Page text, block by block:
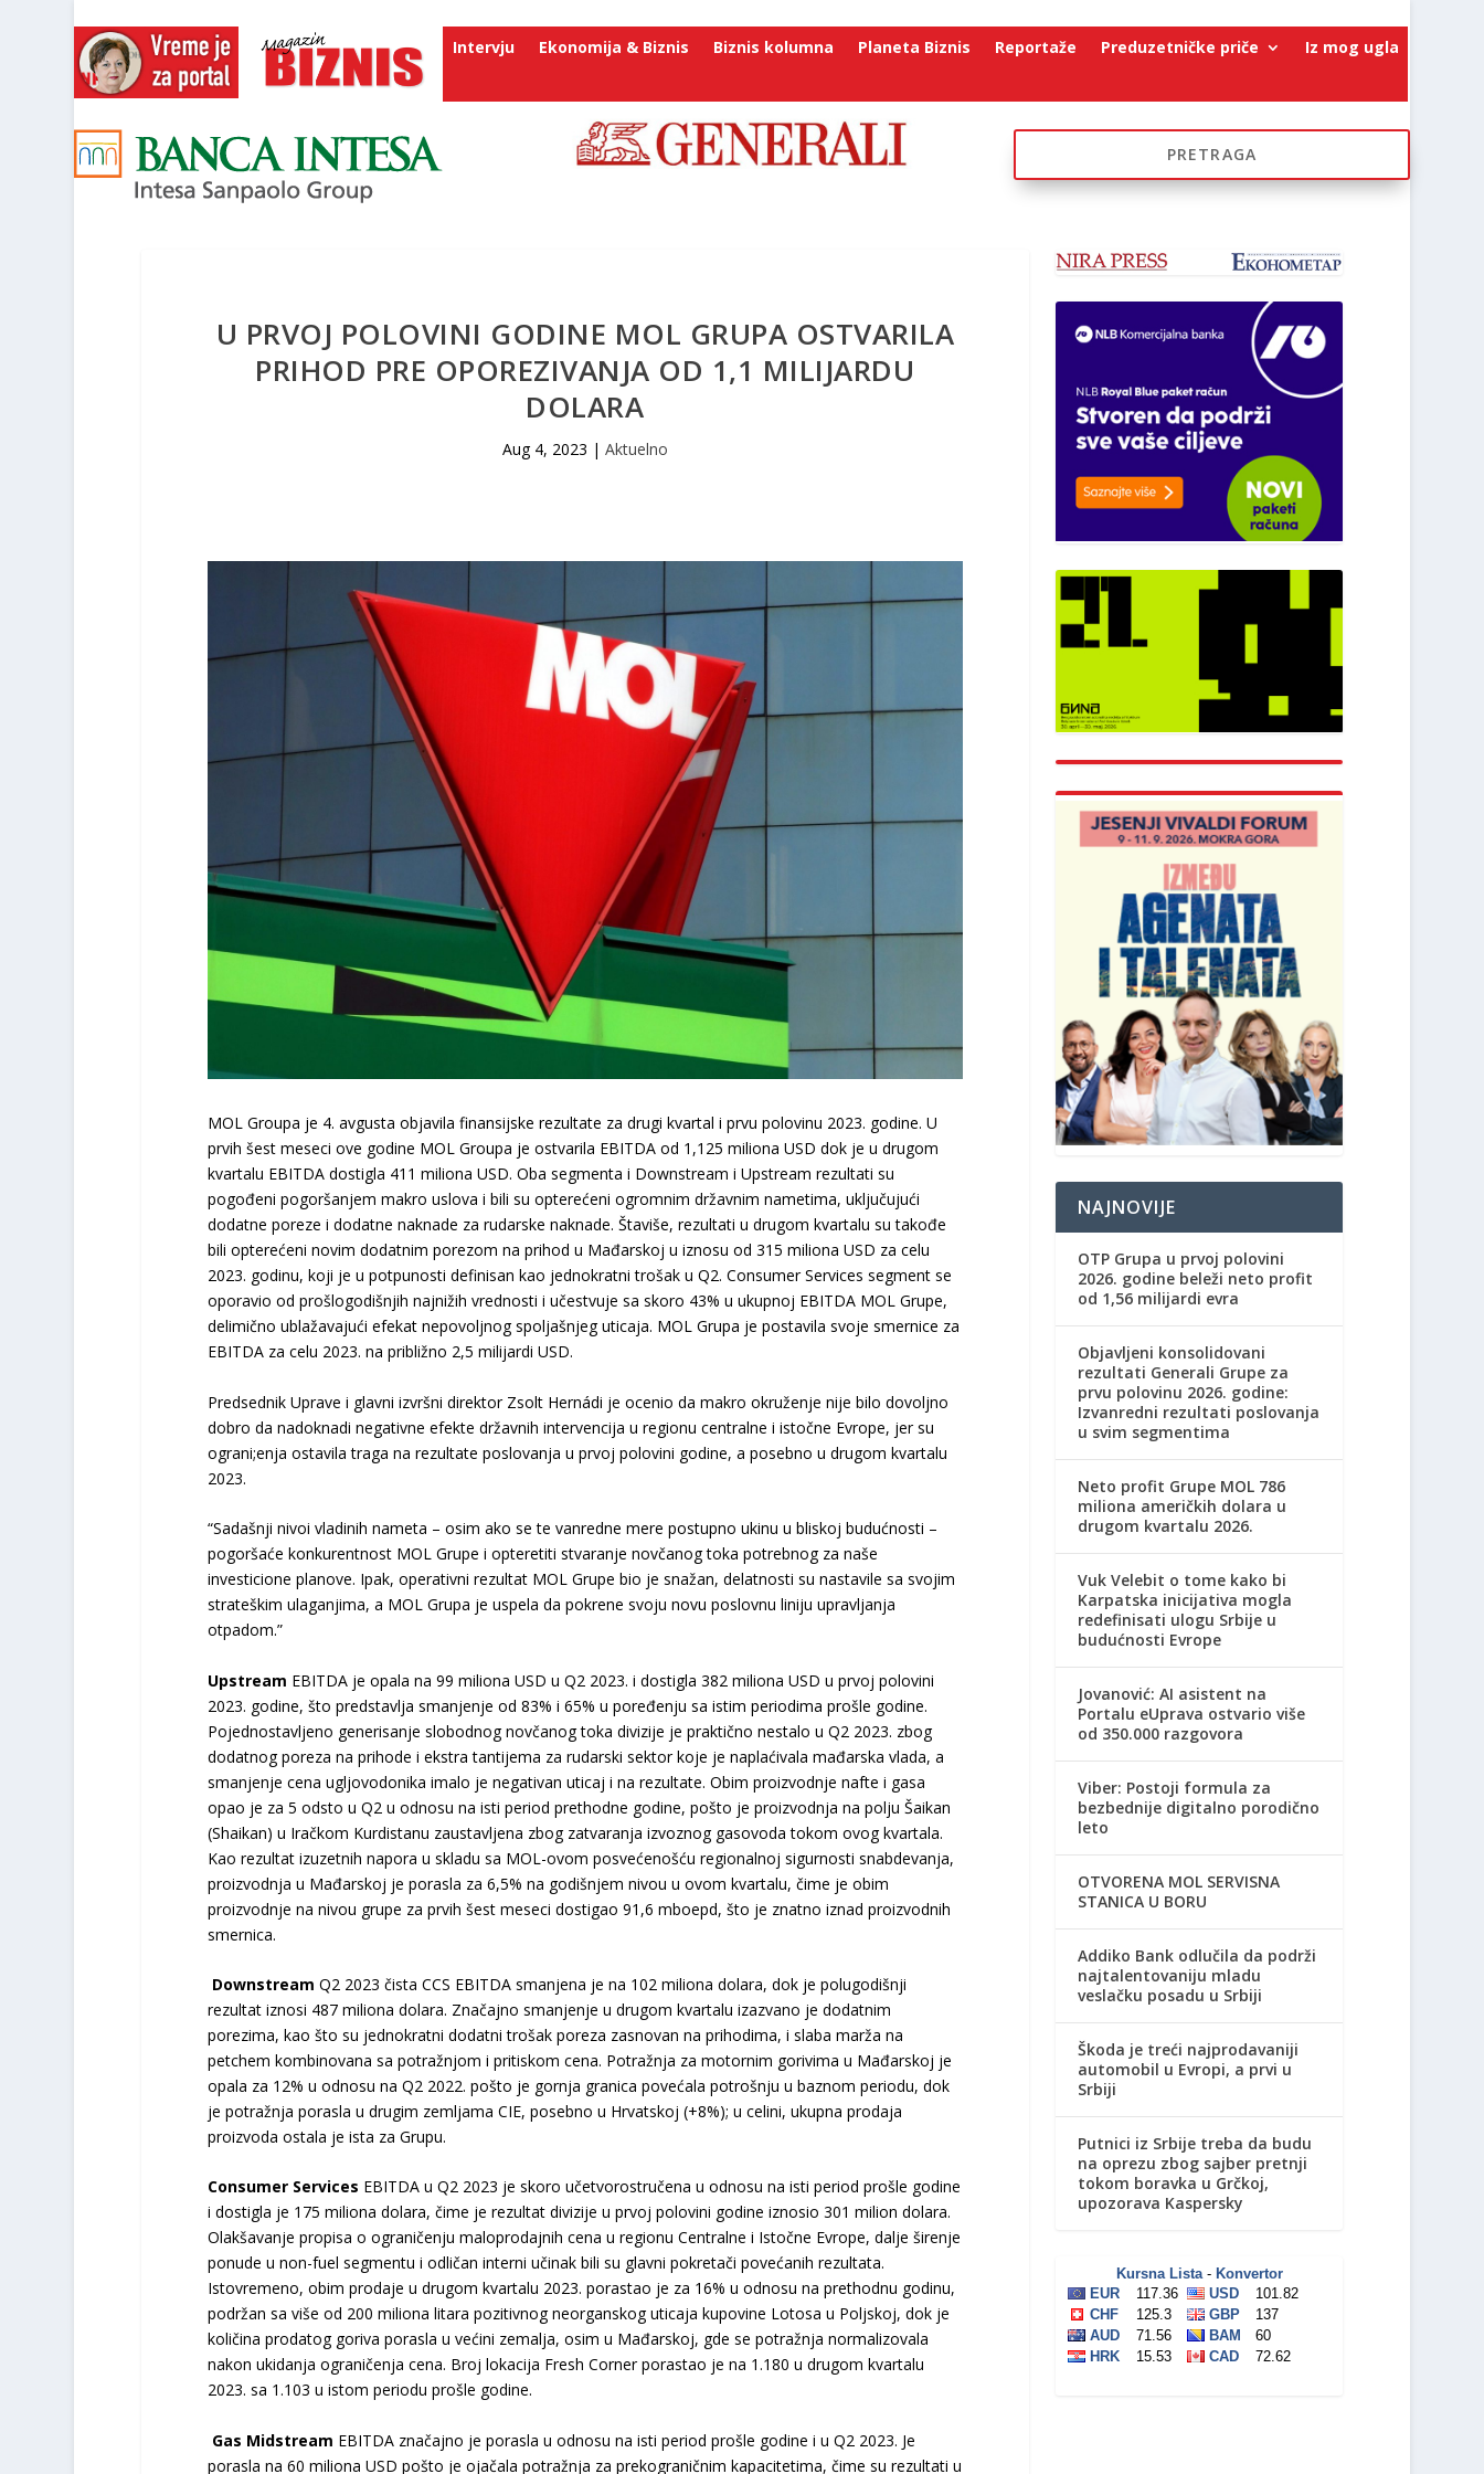
Intervju Ekonomija & Biznis Biznis kolumna Planeta Biznis Reportaže Preduzetničke priče Iz mog ugla
U PRVOJ POLOVINI GODINE MOL GRUPA OSTVARILA
PRIHOD PRE OPOREZIVANJA OD 1,1 MILIJARDU
DOLARA
Aug 4, 2023 | Aktuelno
MOL Groupa je 4. avgusta objavila finansijske rezultate za drugi kvartal i prvu polovinu 2023. godine. U
prvih šest meseci ove godine MOL Groupa je ostvarila EBITDA od 1,125 miliona USD dok je u drugom
kvartalu EBITDA dostigla 411 miliona USD. Oba segmenta i Downstream i Upstream rezultati su
pogođeni pogoršanjem makro uslova i bili su opterećeni ogromnim državnim nametima, uključujući
dodatne poreze i dodatne naknade za rudarske naknade. Štaviše, rezultati u drugom kvartalu su takođe
bili opterećeni novim dodatnim porezom na prihod u Mađarskoj u iznosu od 315 miliona USD za celu
2023. godinu, koji je u potpunosti definisan kao jednokratni trošak u Q2. Consumer Services segment se
oporavio od prošlogodišnjih najnižih vrednosti i učestvuje sa skoro 43% u ukupnoj EBITDA MOL Grupe,
delimično ublažavajući efekat nepovoljnog spoljašnjeg uticaja. MOL Grupa je postavila svoje smernice za
EBITDA za celu 2023. na približno 2,5 milijardi USD.
Predsednik Uprave i glavni izvršni direktor Zsolt Hernádi je ocenio da makro okruženje nije bilo dovoljno
dobro da nadoknadi negativne efekte državnih intervencija u regionu centralne i istočne Evrope, jer su
ograni;enja ostavila traga na rezultate poslovanja u prvoj polovini godine, a posebno u drugom kvartalu
2023.
“Sadašnji nivoi vladinih nameta – osim ako se te vanredne mere postupno ukinu u bliskoj budućnosti –
pogoršaće konkurentnost MOL Grupe i opteretiti stvaranje novčanog toka potrebnog za naše
investicione planove. Ipak, operativni rezultat MOL Grupe bio je snažan, delatnosti su nastavile sa svojim
strateškim ulaganjima, a MOL Grupa je uspela da pokrene svoju novu poslovnu liniju upravljanja
otpadom.”
Upstream EBITDA je opala na 99 miliona USD u Q2 2023. i dostigla 382 miliona USD u prvoj polovini
2023. godine, što predstavlja smanjenje od 83% i 65% u poređenju sa istim periodima prošle godine.
Pojednostavljeno generisanje slobodnog novčanog toka divizije je praktično nestalo u Q2 2023. zbog
dodatnog poreza na prihode i ekstra tantijema za rudarski sektor koje je naplaćivala mađarska vlada, a
smanjenje cena ugljovodonika imalo je negativan uticaj i na rezultate. Obim proizvodnje nafte i gasa
opao je za 5 odsto u Q2 u odnosu na isti period prethodne godine, pošto je proizvodnja na polju Šaikan
(Shaikan) u Iračkom Kurdistanu zaustavljena zbog zatvaranja izvoznog gasovoda tokom ovog kvartala.
Kao rezultat izuzetnih napora u skladu sa MOL-ovom posvećenošću regionalnoj sigurnosti snabdevanja,
proizvodnja u Mađarskoj je porasla za 6,5% na godišnjem nivou u ovom kvartalu, čime je obim
proizvodnje na nivou grupe za prvih šest meseci dostigao 91,6 mboepd, što je znatno iznad proizvodnih
smernica.
Downstream Q2 2023 čista CCS EBITDA smanjena je na 102 miliona dolara, dok je polugodišnji
rezultat iznosi 487 miliona dolara. Značajno smanjenje u drugom kvartalu izazvano je dodatnim
porezima, kao što su jednokratni dodatni trošak poreza zasnovan na prihodima, i slaba marža na
petchem kombinovana sa potražnjom i pritiskom cena. Potražnja za motornim gorivima u Mađarskoj je
opala za 12% u odnosu na Q2 2022. pošto je gornja granica povećala potrošnju u baznom periodu, dok
je potražnja porasla u drugim zemljama CIE, posebno u Hrvatskoj (+8%); u celini, ukupna prodaja
proizvoda ostala je ista za Grupu.
Consumer Services EBITDA u Q2 2023 je skoro učetvorostručena u odnosu na isti period prošle godine
i dostigla je 175 miliona dolara, čime je rezultat divizije u prvoj polovini godine iznosio 301 milion dolara.
Olakšavanje propisa o ograničenju maloprodajnih cena u regionu Centralne i Istočne Evrope, dalje širenje
ponude u non-fuel segmentu i odličan interni učinak bili su glavni pokretači povećanih rezultata.
Istovremeno, obim prodaje u drugom kvartalu 2023. porastao je za 16% u odnosu na prethodnu godinu,
podržan sa više od 200 miliona litara pozitivnog neorganskog uticaja kupovine Lotosa u Poljskoj, dok je
količina prodatog goriva porasla u većini zemalja, osim u Mađarskoj, gde se potražnja normalizovala
nakon ukidanja ograničenja cena. Broj lokacija Fresh Corner porastao je na 1.180 u drugom kvartalu
2023. sa 1.103 u istom periodu prošle godine.
Gas Midstream EBITDA značajno je porasla u odnosu na isti period prošle godine i u Q2 2023. Je
porasla na 60 miliona USD pošto je ojačala potražnja za prekograničnim kapacitetima, čime su rezultati u
NAJNOVIJE
OTP Grupa u prvoj polovini
2026. godine beleži neto profit
od 1,56 milijardi evra
Objavljeni konsolidovani
rezultati Generali Grupe za
prvu polovinu 2026. godine:
Izvanredni rezultati poslovanja
u svim segmentima
Neto profit Grupe MOL 786
miliona američkih dolara u
drugom kvartalu 2026.
Vuk Velebit o tome kako bi
Karpatska inicijativa mogla
redefinisati ulogu Srbije u
budućnosti Evrope
Jovanović: AI asistent na
Portalu eUprava ostvario više
od 350.000 razgovora
Viber: Postoji formula za
bezbednije digitalno porodično
leto
OTVORENA MOL SERVISNA
STANICA U BORU
Addiko Bank odlučila da podrži
najtalentovaniju mladu
veslačku posadu u Srbiji
Škoda je treći najprodavaniji
automobil u Evropi, a prvi u
Srbiji
Putnici iz Srbije treba da budu
na oprezu zbog sajber pretnji
tokom boravka u Grčkoj,
upozorava Kaspersky